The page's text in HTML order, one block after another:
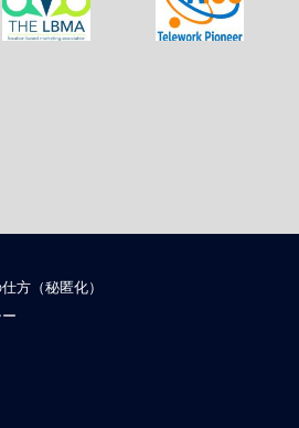
方（秘匿化）